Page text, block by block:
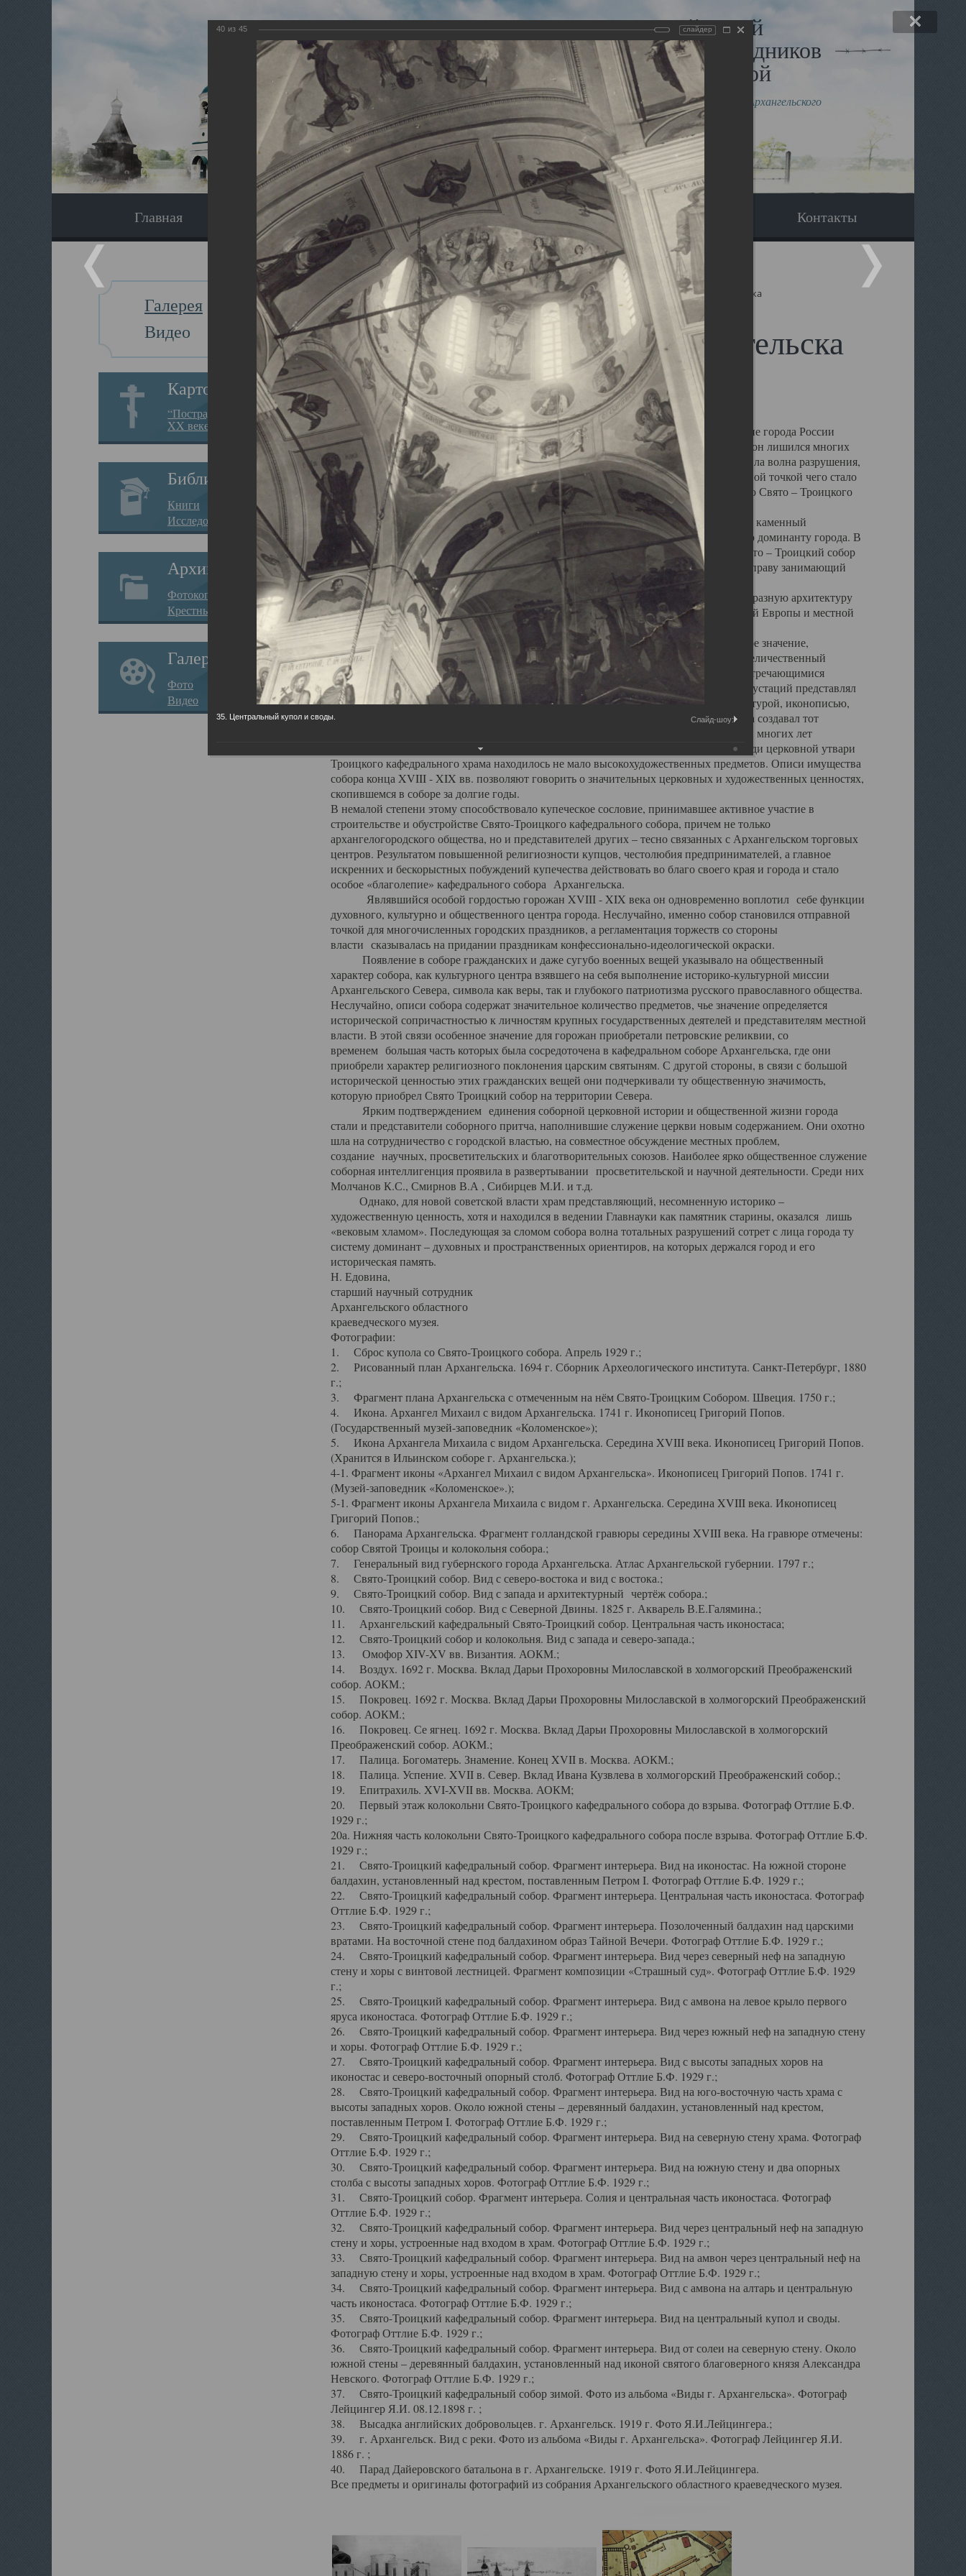
Виртуальный музей
Новомучеников и исповедников
Земли Архангельской
Сайт создан по благословлению митрополита Архангельского
и Холмогорского Даниила
Главная Экскурсия Наследники Галерея Вопрос-ответ Контакты
Галерея
Видео
Картотека
“Пострадавшие за веру в
XX веке на Севере”
Библиотека
Книги
Исследования
Архив
Фотокопии дел
Крестные ходы
Галерея
Фото
Видео
Главная Галерея Храмы-мученики Архангельска Свято-Троицкий собор Архангельска
Свято-Троицкий собор Архангельска
Свято-Троицкий собор Архангельска
23.12.2015
Сегодня мы можем говорить, что Архангельск в большей мере, чем другие губернские города России
пострадал от целенаправленных систематических разрушений, в результате которых он лишился многих
выдающихся памятников архитектуры. Больше всего по старому Архангельску ударила волна разрушения,
вызванная борьбой с религией, набравшая особую силу в конце 20 –х годов. Отправной точкой чего стало
разрушение православного центра архангельской губернии - ансамбля кафедрального Свято – Троицкого
собора Архангельска.
Возникнув в начале XVIII века в центре Архангельска, величественный каменный
двухэтажный Троицкий собор, сразу превратился в зрительную и градостроительную доминанту города. В
XVIII веке по масштабам ему не было равных на Севере. Вплоть до разрушения Свято – Троицкий собор
оставался самым высоким и значительным из городских строений Архангельска, по праву занимающий
второе место, после гостиных дворов, в градостроительной картине Архангельска.
Один из самых больших и светлых соборов России воплотил в себе яркую и своеобразную архитектуру
портового города с отраженными в ней архитектурными течениями России, Западной Европы и местной
архангелогородской школы церковного зодчества.
Масштабность, благолепие и богатство собора, вполне оправдывали его кафедральное значение,
заслуженно выделяя из многочисленных культовых построек города. Обширный и величественный
иконостас украшенный колоннами ионического стиля, с единственными нигде не встречающимися
царскими вратами, изящным фронтоном и множеством резных, символических инкрустаций представлял
собой поистине художественную ценность. В совокупности же с живописью, скульптурой, иконописью,
шитьем, многочисленными предметами церковной утвари интерьер Троицкого храма создавал тот
неповторимый красочный ансамбль декоративного убранства собора, на протяжении многих лет
поражающий воображение своих посетителей. В соборной ризнице, библиотеке, среди церковной утвари
Троицкого кафедрального храма находилось не мало высокохудожественных предметов. Описи имущества
собора конца XVIII - XIX вв. позволяют говорить о значительных церковных и художественных ценностях,
скопившемся в соборе за долгие годы.
В немалой степени этому способствовало купеческое сословие, принимавшее активное участие в
строительстве и обустройстве Свято-Троицкого кафедрального собора, причем не только
архангелогородского общества, но и представителей других – тесно связанных с Архангельском торговых
центров. Результатом повышенной религиозности купцов, честолюбия предпринимателей, а главное
искренних и бескорыстных побуждений купечества действовать во благо своего края и города и стало
особое «благолепие» кафедрального собора Архангельска.
Являвшийся особой гордостью горожан XVIII - XIX века он одновременно воплотил себе функции
духовного, культурно и общественного центра города. Неслучайно, именно собор становился отправной
точкой для многочисленных городских праздников, а регламентация торжеств со стороны
власти сказывалась на придании праздникам конфессионально-идеологической окраски.
Появление в соборе гражданских и даже сугубо военных вещей указывало на общественный
характер собора, как культурного центра взявшего на себя выполнение историко-культурной миссии
Архангельского Севера, символа как веры, так и глубокого патриотизма русского православного общества.
Неслучайно, описи собора содержат значительное количество предметов, чье значение определяется
исторической сопричастностью к личностям крупных государственных деятелей и представителям местной
власти. В этой связи особенное значение для горожан приобретали петровские реликвии, со
временем большая часть которых была сосредоточена в кафедральном соборе Архангельска, где они
приобрели характер религиозного поклонения царским святыням. С другой стороны, в связи с большой
исторической ценностью этих гражданских вещей они подчеркивали ту общественную значимость,
которую приобрел Свято Троицкий собор на территории Севера.
Ярким подтверждением единения соборной церковной истории и общественной жизни города
стали и представители соборного притча, наполнившие служение церкви новым содержанием. Они охотно
шла на сотрудничество с городской властью, на совместное обсуждение местных проблем,
создание научных, просветительских и благотворительных союзов. Наиболее ярко общественное служение
соборная интеллигенция проявила в развертывании просветительской и научной деятельности. Среди них
Молчанов К.С., Смирнов В.А , Сибирцев М.И. и т.д.
Однако, для новой советской власти храм представляющий, несомненную историко –
художественную ценность, хотя и находился в ведении Главнауки как памятник старины, оказался лишь
«вековым хламом». Последующая за сломом собора волна тотальных разрушений сотрет с лица города ту
систему доминант – духовных и пространственных ориентиров, на которых держался город и его
историческая память.
Н. Едовина,
старший научный сотрудник
Архангельского областного
краеведческого музея.
Фотографии:
1. Сброс купола со Свято-Троицкого собора. Апрель 1929 г.;
2. Рисованный план Архангельска. 1694 г. Сборник Археологического института. Санкт-Петербург, 1880
г.;
3. Фрагмент плана Архангельска с отмеченным на нём Свято-Троицким Собором. Швеция. 1750 г.;
4. Икона. Архангел Михаил с видом Архангельска. 1741 г. Иконописец Григорий Попов.
(Государственный музей-заповедник «Коломенское»);
5. Икона Архангела Михаила с видом Архангельска. Середина XVIII века. Иконописец Григорий Попов.
(Хранится в Ильинском соборе г. Архангельска.);
4-1. Фрагмент иконы «Архангел Михаил с видом Архангельска». Иконописец Григорий Попов. 1741 г.
(Музей-заповедник «Коломенское».);
5-1. Фрагмент иконы Архангела Михаила с видом г. Архангельска. Середина XVIII века. Иконописец
Григорий Попов.;
6. Панорама Архангельска. Фрагмент голландской гравюры середины XVIII века. На гравюре отмечены:
собор Святой Троицы и колокольня собора.;
7. Генеральный вид губернского города Архангельска. Атлас Архангельской губернии. 1797 г.;
8. Свято-Троицкий собор. Вид с северо-востока и вид с востока.;
9. Свято-Троицкий собор. Вид с запада и архитектурный чертёж собора.;
10. Свято-Троицкий собор. Вид с Северной Двины. 1825 г. Акварель В.Е.Галямина.;
11. Архангельский кафедральный Свято-Троицкий собор. Центральная часть иконостаса;
12. Свято-Троицкий собор и колокольня. Вид с запада и северо-запада.;
13. Омофор XIV-XV вв. Византия. АОКМ.;
14. Воздух. 1692 г. Москва. Вклад Дарьи Прохоровны Милославской в холмогорский Преображенский
собор. АОКМ.;
15. Покровец. 1692 г. Москва. Вклад Дарьи Прохоровны Милославской в холмогорский Преображенский
собор. АОКМ.;
16. Покровец. Се ягнец. 1692 г. Москва. Вклад Дарьи Прохоровны Милославской в холмогорский
Преображенский собор. АОКМ.;
17. Палица. Богоматерь. Знамение. Конец XVII в. Москва. АОКМ.;
18. Палица. Успение. XVII в. Север. Вклад Ивана Кузвлева в холмогорский Преображенский собор.;
19. Епитрахиль. XVI-XVII вв. Москва. АОКМ;
20. Первый этаж колокольни Свято-Троицкого кафедрального собора до взрыва. Фотограф Оттлие Б.Ф.
1929 г.;
20а. Нижняя часть колокольни Свято-Троицкого кафедрального собора после взрыва. Фотограф Оттлие Б.Ф.
1929 г.;
21. Свято-Троицкий кафедральный собор. Фрагмент интерьера. Вид на иконостас. На южной стороне
балдахин, установленный над крестом, поставленным Петром I. Фотограф Оттлие Б.Ф. 1929 г.;
22. Свято-Троицкий кафедральный собор. Фрагмент интерьера. Центральная часть иконостаса. Фотограф
Оттлие Б.Ф. 1929 г.;
23. Свято-Троицкий кафедральный собор. Фрагмент интерьера. Позолоченный балдахин над царскими
вратами. На восточной стене под балдахином образ Тайной Вечери. Фотограф Оттлие Б.Ф. 1929 г.;
24. Свято-Троицкий кафедральный собор. Фрагмент интерьера. Вид через северный неф на западную
стену и хоры с винтовой лестницей. Фрагмент композиции «Страшный суд». Фотограф Оттлие Б.Ф. 1929
г.;
25. Свято-Троицкий кафедральный собор. Фрагмент интерьера. Вид с амвона на левое крыло первого
яруса иконостаса. Фотограф Оттлие Б.Ф. 1929 г.;
26. Свято-Троицкий кафедральный собор. Фрагмент интерьера. Вид через южный неф на западную стену
и хоры. Фотограф Оттлие Б.Ф. 1929 г.;
27. Свято-Троицкий кафедральный собор. Фрагмент интерьера. Вид с высоты западных хоров на
иконостас и северо-восточный опорный столб. Фотограф Оттлие Б.Ф. 1929 г.;
28. Свято-Троицкий кафедральный собор. Фрагмент интерьера. Вид на юго-восточную часть храма с
высоты западных хоров. Около южной стены – деревянный балдахин, установленный над крестом,
поставленным Петром I. Фотограф Оттлие Б.Ф. 1929 г.;
29. Свято-Троицкий кафедральный собор. Фрагмент интерьера. Вид на северную стену храма. Фотограф
Оттлие Б.Ф. 1929 г.;
30. Свято-Троицкий кафедральный собор. Фрагмент интерьера. Вид на южную стену и два опорных
столба с высоты западных хоров. Фотограф Оттлие Б.Ф. 1929 г.;
31. Свято-Троицкий собор. Фрагмент интерьера. Солия и центральная часть иконостаса. Фотограф
Оттлие Б.Ф. 1929 г.;
32. Свято-Троицкий кафедральный собор. Фрагмент интерьера. Вид через центральный неф на западную
стену и хоры, устроенные над входом в храм. Фотограф Оттлие Б.Ф. 1929 г.;
33. Свято-Троицкий кафедральный собор. Фрагмент интерьера. Вид на амвон через центральный неф на
западную стену и хоры, устроенные над входом в храм. Фотограф Оттлие Б.Ф. 1929 г.;
34. Свято-Троицкий кафедральный собор. Фрагмент интерьера. Вид с амвона на алтарь и центральную
часть иконостаса. Фотограф Оттлие Б.Ф. 1929 г.;
35. Свято-Троицкий кафедральный собор. Фрагмент интерьера. Вид на центральный купол и своды.
Фотограф Оттлие Б.Ф. 1929 г.;
36. Свято-Троицкий кафедральный собор. Фрагмент интерьера. Вид от солеи на северную стену. Около
южной стены – деревянный балдахин, установленный над иконой святого благоверного князя Александра
Невского. Фотограф Оттлие Б.Ф. 1929 г.;
37. Свято-Троицкий кафедральный собор зимой. Фото из альбома «Виды г. Архангельска». Фотограф
Лейцингер Я.И. 08.12.1898 г. ;
38. Высадка английских добровольцев. г. Архангельск. 1919 г. Фото Я.И.Лейцингера.;
39. г. Архангельск. Вид с реки. Фото из альбома «Виды г. Архангельска». Фотограф Лейцингер Я.И.
1886 г. ;
40. Парад Дайеровского батальона в г. Архангельске. 1919 г. Фото Я.И.Лейцингера.
Все предметы и оригиналы фотографий из собрания Архангельского областного краеведческого музея.
40 из 45 слайдер
35. Центральный купол и своды. Слайд-шоу: